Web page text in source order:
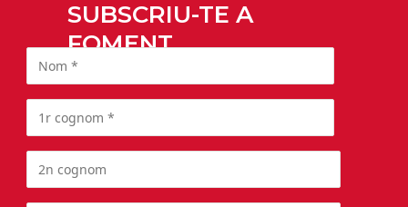
SUBSCRIU-TE A
FOMENT